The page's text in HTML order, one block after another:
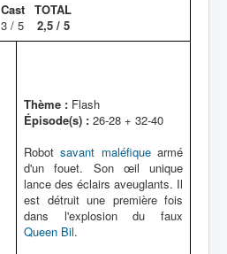
Cast
3 / 5
TOTAL
2,5 / 5
Thème : Flash
Épisode(s) : 26-28 + 32-40
Robotsavant maléfiquearmé
d'un fouet. Son œil unique
lance des éclairs aveuglants. Il
est détruit une première fois
dans l'explosion du faux
Queen Bil.